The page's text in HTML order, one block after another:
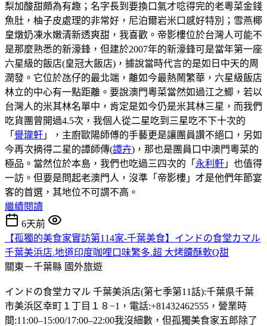
梨加酸甜頗為有趣；名字長到要換口氣才唸得完的老粵菜金錢
魚肚，柚子皮處理的非常好，尼泊爾岩米口感好特別；雪燕椰
皇燉奶凍水嫩清新透爽甜，我喜歡。帝影樓位於台灣人可能不
是那麼熟悉的新濠鋒，但建於2007年的新濠鋒可是當年第一座
六星級的飯店(皇冠大飯店)，據說當時代言的是如日中天的周
潤發。它位於氹仔的最北端，離如今最熱鬧繁華，六星級飯店
林立的中心有一點距離。要說澳門粵菜當然如過江之鯽，若以
台灣人的米其林名單中，肯定是如今仍是米其林三星，而我們
吃貨團曾開過4.5次，我個人從二星吃到三星吃不下十次的
「 譽瓏軒 」，主廚歐陽師傅的手藝更是讓團員讚不絕口，另如
今再次摘得二星的譚師傳(譚卉)，那也是團員口中澳門粵菜的
極品。當然位於本島，我們也吃過三四次的「 永利軒 」也值得
一訪。但要是問起老澳門人，沒準「帝影樓」才是他們年節宴
客的首選，其地位不可謂不高。
繼續閱讀
6天前
【孤獨的美食家實訪第114家-千葉美食】インドの食堂カマル
千葉美浜店.地道印度咖哩口味繁多.超 大烤饢酥軟Q甜
關東－千葉縣 國外旅遊
インドの食堂カマル 千葉美浜店(第七季第11話):千葉県千葉
市美浜区幸町１丁目１８−1，電話:+81432462555，營業時
間:11:00–15:00/17:00–22:00我沒細數，但孤獨美食家五郎除了